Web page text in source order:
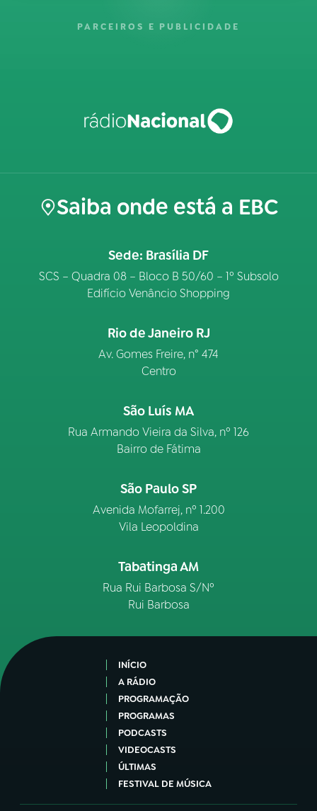
PARCEIROS E PUBLICIDADE
Saiba onde está a EBC
Sede: Brasília DF
SCS – Quadra 08 – Bloco B 50/60 – 1º Subsolo
Edifício Venâncio Shopping
Rio de Janeiro RJ
Av. Gomes Freire, n° 474
Centro
São Luís MA
Rua Armando Vieira da Silva, nº 126
Bairro de Fátima
São Paulo SP
Avenida Mofarrej, nº 1.200
Vila Leopoldina
Tabatinga AM
Rua Rui Barbosa S/Nº
Rui Barbosa
INÍCIO
A RÁDIO
PROGRAMAÇÃO
PROGRAMAS
PODCASTS
VIDEOCASTS
ÚLTIMAS
FESTIVAL DE MÚSICA